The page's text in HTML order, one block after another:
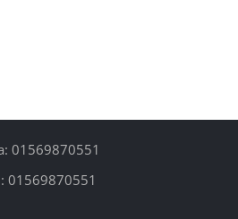
01569870551
01569870551